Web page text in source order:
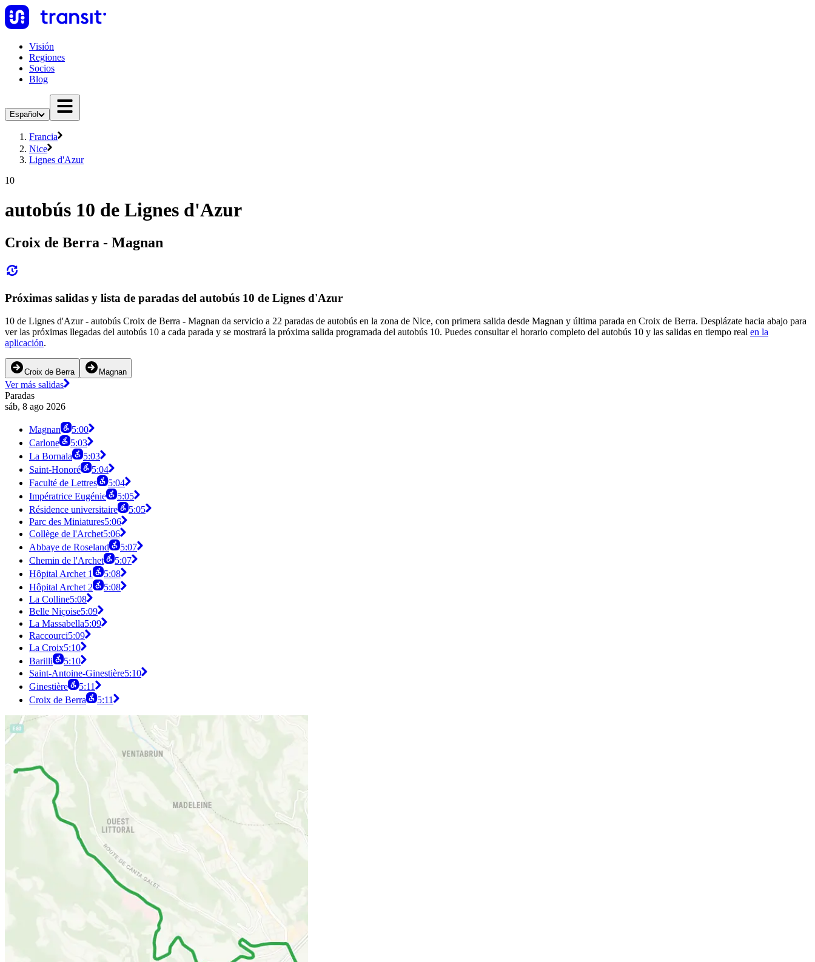
Visión
Regiones
Socios
Blog
Español
Francia
Nice
Lignes d'Azur
10
autobús 10 de Lignes d'Azur
Croix de Berra - Magnan
Próximas salidas y lista de paradas del autobús 10 de Lignes d'Azur
10 de Lignes d'Azur - autobús Croix de Berra - Magnan da servicio a 22 paradas de autobús en la zona de Nice, con primera salida desde Magnan y última parada en Croix de Berra. Desplázate hacia abajo para
ver las próximas llegadas del autobús 10 a cada parada y se mostrará la próxima salida programada del autobús 10. Puedes consultar el horario completo del autobús 10 y las salidas en tiempo real en la
aplicación.
Croix de Berra Magnan
Ver más salidas
Paradas
sáb, 8 ago 2026
Magnan
5:00
Carlone
5:03
La Bornala
5:03
Saint-Honoré
5:04
Faculté de Lettres
5:04
Impératrice Eugénie
5:05
Résidence universitaire
5:05
Parc des Miniatures5:06
Collège de l'Archet5:06
Abbaye de Roseland
5:07
Chemin de l'Archet
5:07
Hôpital Archet 1
5:08
Hôpital Archet 2
5:08
La Colline5:08
Belle Niçoise5:09
La Massabella5:09
Raccourci5:09
La Croix5:10
Barilli
5:10
Saint-Antoine-Ginestière5:10
Ginestière
5:11
Croix de Berra
5:11